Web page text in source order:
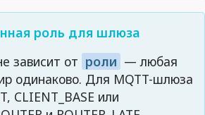
роль для шлюза
зависит от роли — любая
одинаково. Для MQTT-шлюза
CLIENT_BASE или